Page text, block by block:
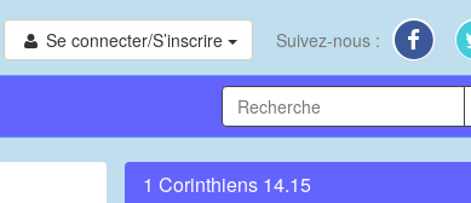
Se connecter/S’inscrire Suivez-nous :
1 Corinthiens 14.15